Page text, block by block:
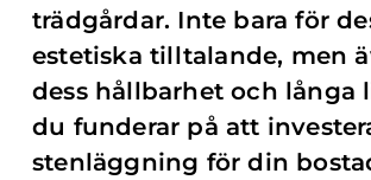
trädgårdar. Inte bara för
estetiska tilltalande, men
dess hållbarhet och långa
du funderar på att
stenläggning för din